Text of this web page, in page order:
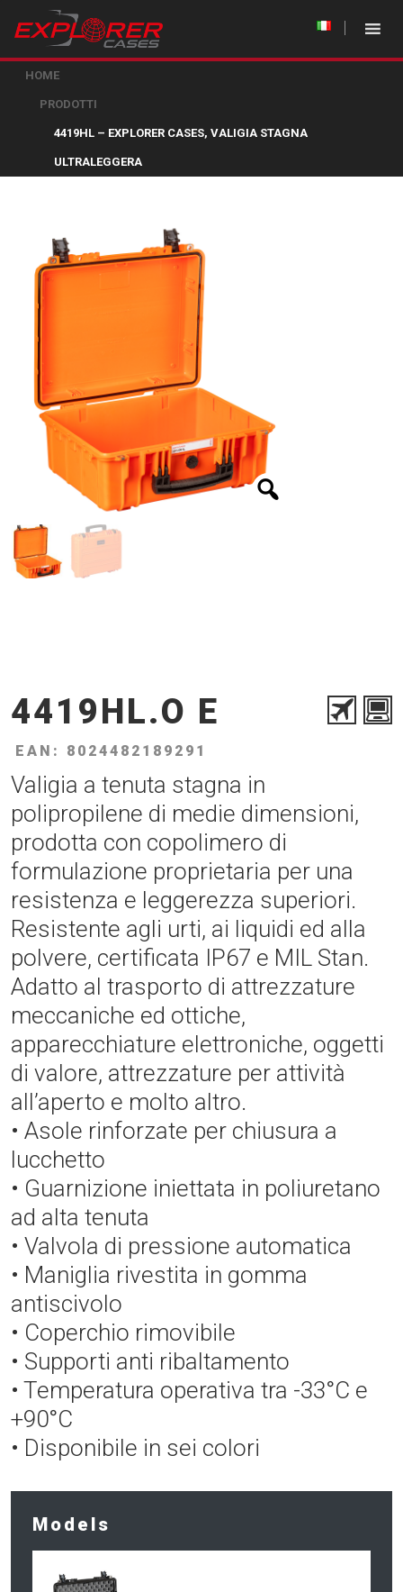
HOME
PRODOTTI
4419HL – EXPLORER CASES, VALIGIA STAGNA
ULTRALEGGERA
4419HL.O E
EAN: 8024482189291
Valigia a tenuta stagna in
polipropilene di medie dimensioni,
prodotta con copolimero di
formulazione proprietaria per una
resistenza e leggerezza superiori.
Resistente agli urti, ai liquidi ed alla
polvere, certificata IP67 e MIL Stan.
Adatto al trasporto di attrezzature
meccaniche ed ottiche,
apparecchiature elettroniche, oggetti
di valore, attrezzature per attività
all’aperto e molto altro.
• Asole rinforzate per chiusura a
lucchetto
• Guarnizione iniettata in poliuretano
ad alta tenuta
• Valvola di pressione automatica
• Maniglia rivestita in gomma
antiscivolo
• Coperchio rimovibile
• Supporti anti ribaltamento
• Temperatura operativa tra -33°C e
+90°C
• Disponibile in sei colori
Models